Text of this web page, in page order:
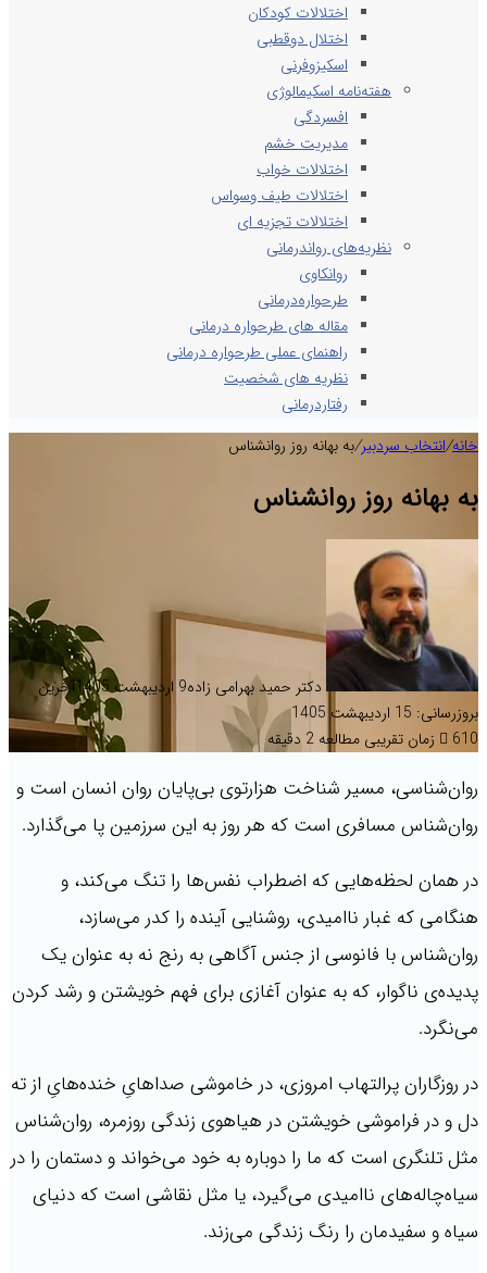
اختلالات کودکان
اختلال دوقطبی
اسکیزوفرنی
هفته‌نامه اسکیمالوژی
افسردگی
مدیریت خشم
اختلالات خواب
اختلالات طیف وسواس
اختلالات تجزیه ای
نظریه‌های رواندرمانی
روانکاوی
طرحواره‌درمانی
مقاله های طرحواره درمانی
راهنمای عملی طرحواره درمانی
نظریه های شخصیت
رفتاردرمانی
خانه/انتخاب سردبیر/به بهانه روز روانشناس
به بهانه روز روانشناس
دکتر حمید بهرامی زاده9 اردیبهشت 1405
آخرین
بروزرسانی: 15 اردیبهشت 1405
610
زمان تقریبی مطالعه 2 دقیقه
روان‌شناسی، مسیر شناخت هزارتوی بی‌پایان روان انسان است و
روان‌شناس مسافری است که هر روز به این سرزمین پا می‌گذارد.
در همان لحظه‌هایی که اضطراب نفس‌ها را تنگ می‌کند، و
هنگامی که غبار ناامیدی، روشنایی آینده را کدر می‌سازد،
روان‌شناس با فانوسی از جنس آگاهی به رنج نه به عنوان یک
پدیده‌ی ناگوار، که به عنوان آغازی برای فهم خویشتن و رشد کردن
می‌نگرد.
در روزگاران پرالتهاب امروزی، در خاموشی صداهایِ خنده‌هایِ از ته
دل و در فراموشی خویشتن در هیاهوی زندگی روزمره، روان‌شناس
مثل تلنگری است که ما را دوباره به خود می‌خواند و دستمان را در
سیاه‌چاله‌های ناامیدی می‌گیرد، یا مثل نقاشی است که دنیای
سیاه و سفیدمان را رنگ زندگی می‌زند.